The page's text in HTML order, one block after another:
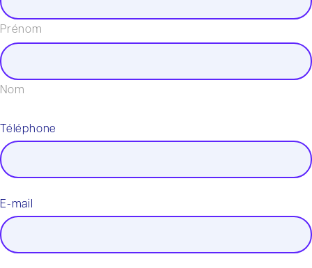
Prénom
Nom
Téléphone
E-mail